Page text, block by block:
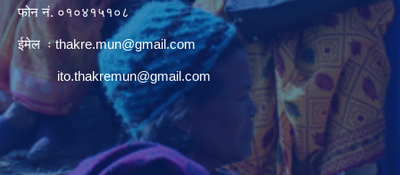
फोन नं. ०१०४१५१०८
ईमेल ःthakre.mun@gmail.com
ito.thakremun@gmail.com